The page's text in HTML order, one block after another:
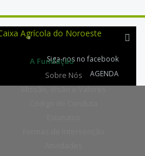
Siga-nos no facebook
AGENDA
A Fundação
Sobre Nós
Missão, Visão e Valores